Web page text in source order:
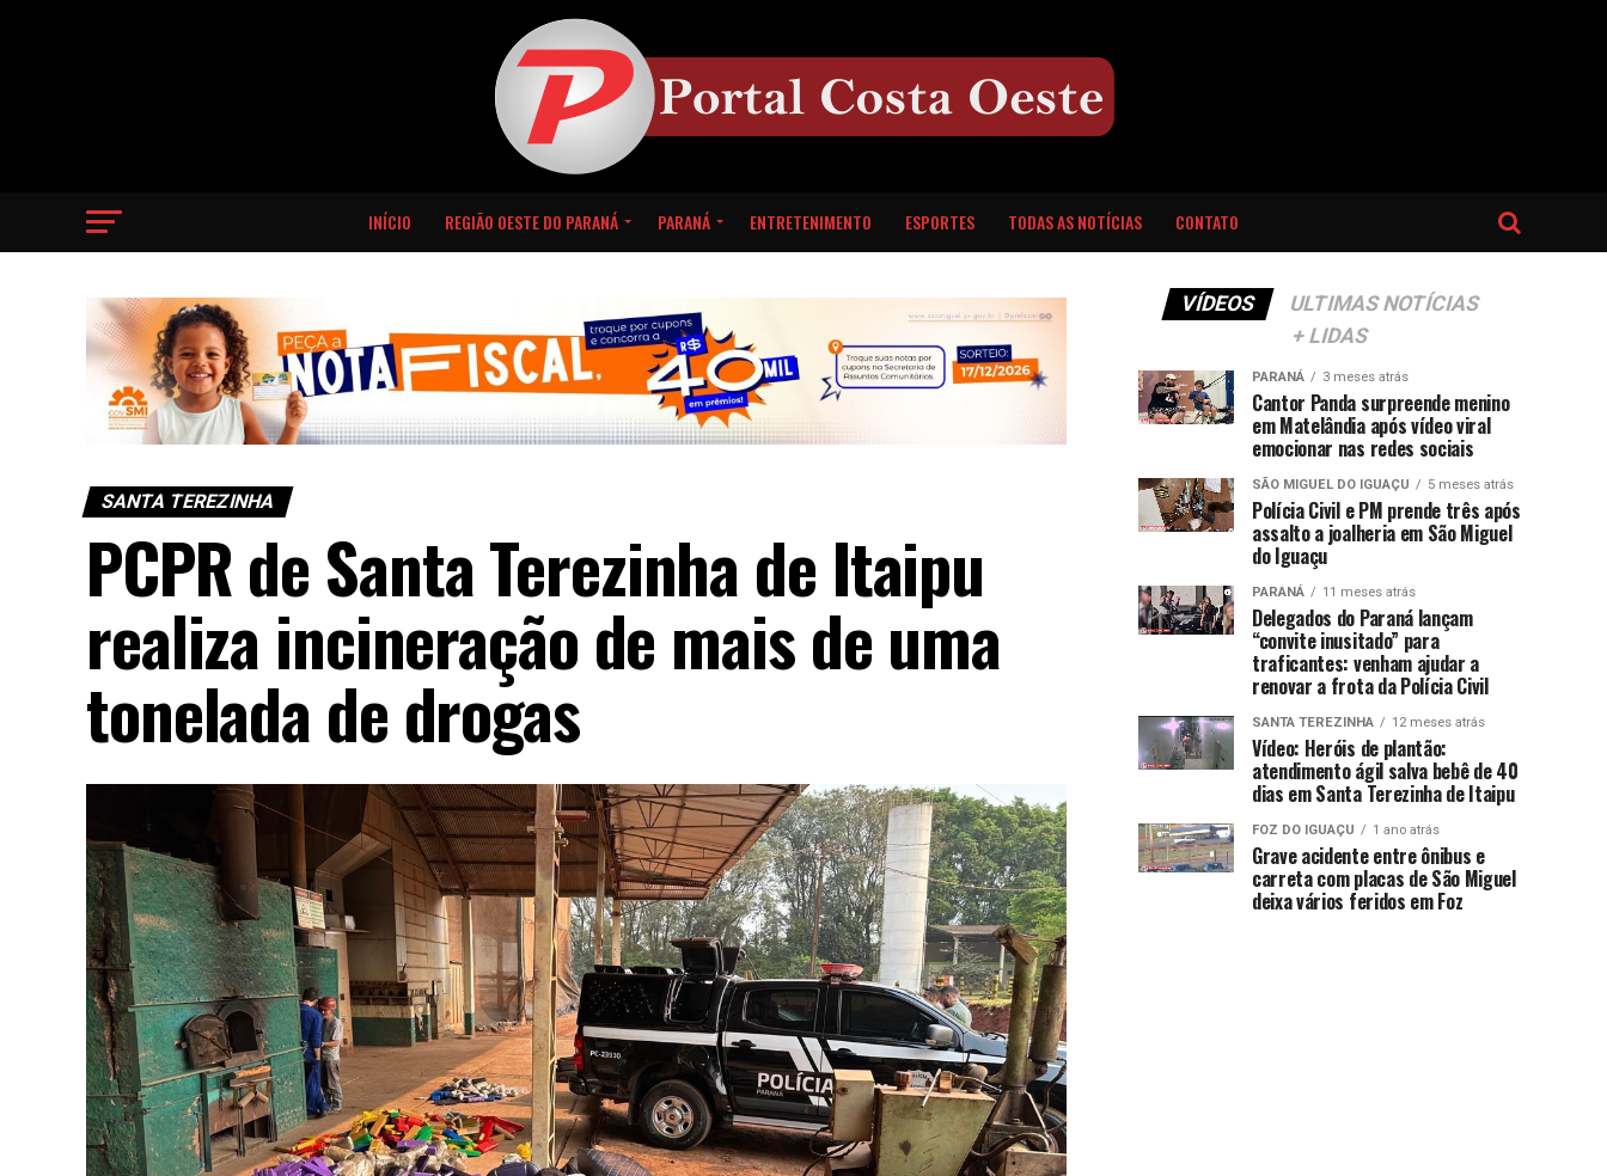
INÍCIO REGIÃO OESTE DO PARANÁ PARANÁ ENTRETENIMENTO ESPORTES TODAS AS NOTÍCIAS CONTATO
SANTA TEREZINHA
PCPR de Santa Terezinha de Itaipu
realiza incineração de mais de uma
tonelada de drogas
VÍDEOS
ULTIMAS NOTÍCIAS
+ LIDAS
PARANÁ 3 meses atrás
Cantor Panda surpreende menino
em Matelândia após vídeo viral
emocionar nas redes sociais
SÃO MIGUEL DO IGUAÇU 5 meses atrás
Polícia Civil e PM prende três após
assalto a joalheria em São Miguel
do Iguaçu
PARANÁ 11 meses atrás
Delegados do Paraná lançam
“convite inusitado” para
traficantes: venham ajudar a
renovar a frota da Polícia Civil
SANTA TEREZINHA 12 meses atrás
Vídeo: Heróis de plantão:
atendimento ágil salva bebê de 40
dias em Santa Terezinha de Itaipu
FOZ DO IGUAÇU 1 ano atrás
Grave acidente entre ônibus e
carreta com placas de São Miguel
deixa vários feridos em Foz